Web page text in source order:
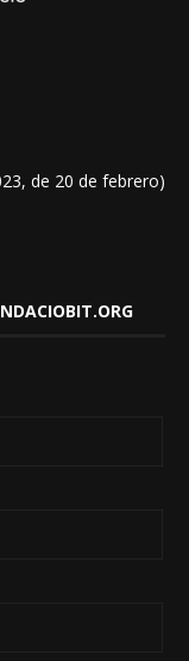
de 20 de febrero)